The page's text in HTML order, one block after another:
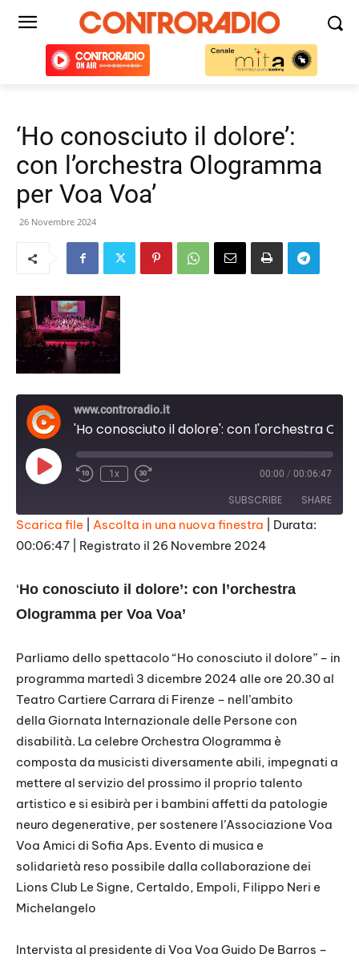
‘Ho conosciuto il dolore’:
con l’orchestra Ologramma
per Voa Voa’
26 Novembre 2024
www.controradio.it
Play
Episode
1x 00:00 / 00:06:47
SUBSCRIBE SHARE
SHARE
LINK
EMBED
Scarica file Ascolta in una nuova finestra
Durata:
00:06:47
Registrato il 26 Novembre 2024
‘Ho conosciuto il dolore’: con l’orchestra
Ologramma per Voa Voa’
Parliamo dello spettacolo “Ho conosciuto il dolore” – in
programma martedì 3 dicembre 2024 alle ore 20.30 al
Teatro Cartiere Carrara di Firenze – nell’ambito
della Giornata Internazionale delle Persone con
disabilità. La celebre Orchestra Ologramma è
composta da musicisti diversamente abili, impegnati a
mettere al servizio del prossimo il proprio talento
artistico e si esibirà per i bambini affetti da patologie
neuro degenerative, per sostenere l’Associazione Voa
Voa Amici di Sofia Aps. Evento di musica e
solidarietà reso possibile dalla collaborazione dei
Lions Club Le Signe, Certaldo, Empoli, Filippo Neri e
Michelangelo
Intervista al presidente di Voa Voa Guido De Barros –